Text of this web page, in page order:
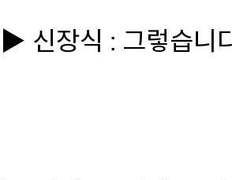
▶ 신장식 : 그렇습니